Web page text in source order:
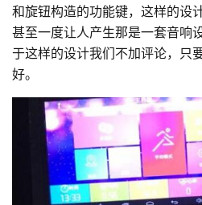
和旋钮构造的功能键，这样的设
甚至一度让人产生那是一套音响
于这样的设计我们不加评论，只
好。